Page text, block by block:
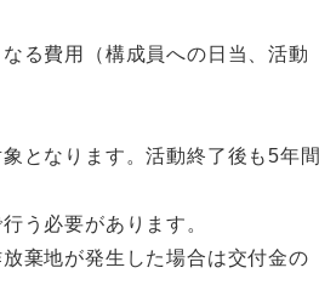
る費用（構成員への日当、活動
となります。活動終了後も5年間
う必要があります。
棄地が発生した場合は交付金の